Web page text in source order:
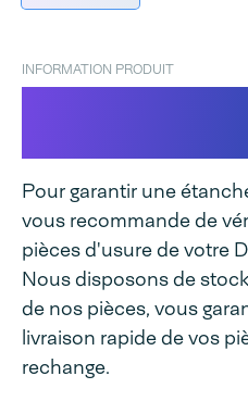
INFORMATION PRODUIT
Pour garantir une
vous recommande de
pièces d'usure de votre
Nous disposons de
de nos pièces, vous
livraison rapide de vos
rechange.